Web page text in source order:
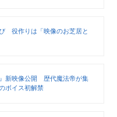
役作りは「映像のお芝居と
新映像公開 歴代魔法帝が集
ボイス初解禁